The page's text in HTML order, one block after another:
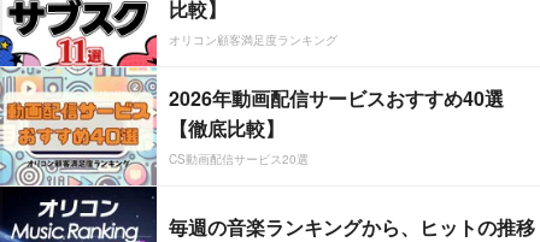
比較】
オリコン顧客満足度ランキング
2026年動画配信サービスおすすめ40選
【徹底比較】
CS動画配信サービス20選
毎週の音楽ランキングから、ヒットの推移